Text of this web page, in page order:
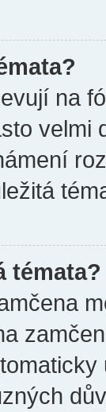
na
velmi
témata?